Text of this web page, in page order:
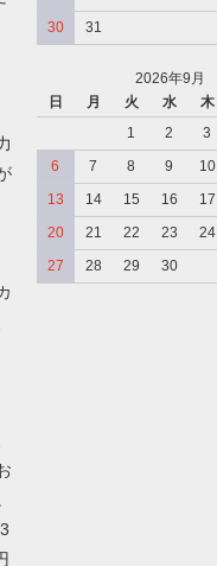
30
31
2026年9月
日
月 火 水 木
1
2 3
6
7 8 9 10
13
14 15 16 17
20
21 22 23 24
27
28 29 30